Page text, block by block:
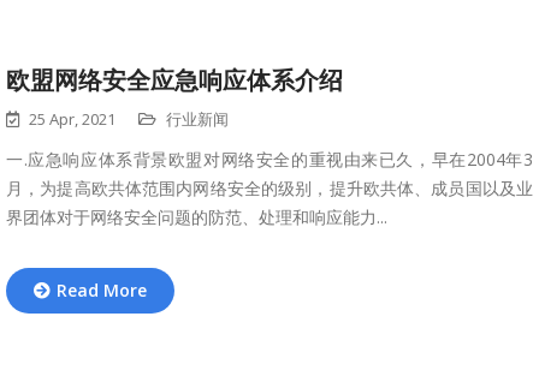
欧盟网络安全应急响应体系介绍
25 Apr, 2021 行业新闻
一.应急响应体系背景欧盟对网络安全的重视由来已久，早在2004年3
月，为提高欧共体范围内网络安全的级别，提升欧共体、成员国以及业
界团体对于网络安全问题的防范、处理和响应能力...
Read More